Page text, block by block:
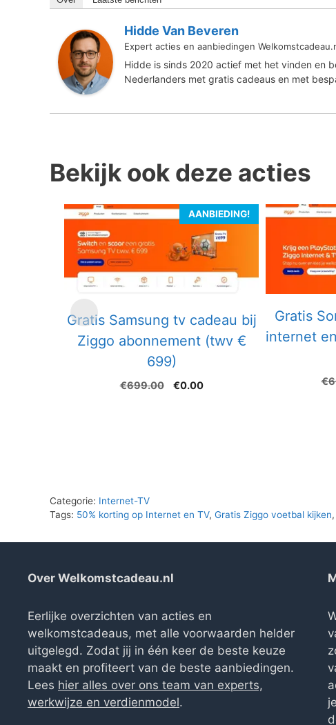
Hidde Van Beveren
Expert acties en aanbiedingen
Hidde is sinds 2020 actief met het vinden en
Nederlanders met gratis cadeaus en met
Bekijk ook deze acties
AANBIEDING!
Gratis Samsung tv cadeau bij
Ziggo abonnement (twv €
699)
€699.00
Oorspronkelijke
€0.00Huidige
Gratis
internet
€
Categorie: Internet-TV
Tags: 50% korting op Internet en TV, Gratis Ziggo voetbal kijken,
Over Welkomstcadeau.nl
Eerlijke overzichten van acties en
welkomstcadeaus, met alle voorwaarden helder
uitgelegd. Zodat jij in één keer de beste keuze
maakt en profiteert van de beste aanbiedingen.
Lees hier alles over ons team van experts,
werkwijze en verdienmodel.